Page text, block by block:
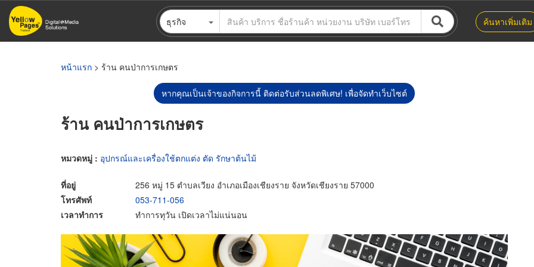
ข้าม
ไป
ธุรกิจ ค้นหาเพิ่มเติม
หน้าแรก > ร้าน คนป่าการเกษตร
หากคุณเป็นเจ้าของกิจการนี้ ติดต่อรับส่วนลดพิเศษ! เพื่อจัดทำเว็บไซต์
ร้าน คนป่าการเกษตร
หมวดหมู่ : อุปกรณ์และเครื่องใช้ตกแต่ง ตัด รักษาต้นไม้
ที่อยู่
256 หมู่ 15 ตำบลเวียง อำเภอเมืองเชียงราย จังหวัดเชียงราย 57000
โทรศัพท์
053-711-056
เวลาทำการ
ทำการทุวัน เปิดเวลาไม่แน่นอน